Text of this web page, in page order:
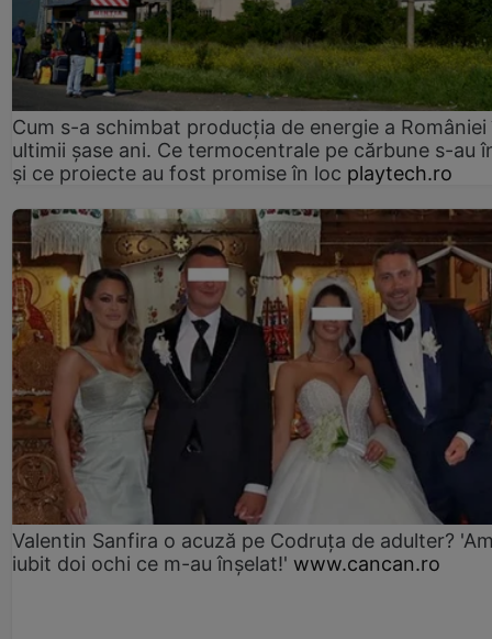
Cum s-a schimbat producția de energie a României
ultimii șase ani. Ce termocentrale pe cărbune s-au
și ce proiecte au fost promise în loc playtech.ro
Valentin Sanfira o acuză pe Codruța de adulter?
iubit doi ochi ce m-au înșelat!' www.cancan.ro